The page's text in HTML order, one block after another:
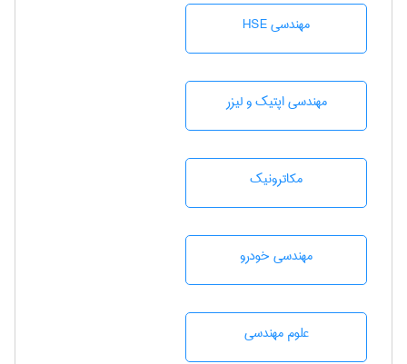
مهندسی HSE
مهندسی اپتیک و لیزر
مکاترونیک
مهندسی خودرو
علوم مهندسی